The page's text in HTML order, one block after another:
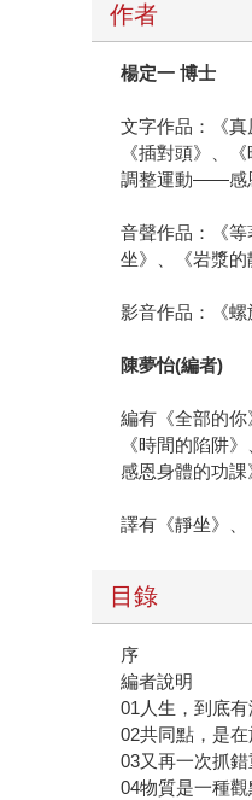
作者
楊定一 博士
文字作品：《
《插對頭》、
調整運動——感
音聲作品：《
坐》、《岩漿的
影音作品：《
陳夢怡(編者)
編有《全部的
《時間的陷阱
感恩身體的功課
譯有《靜坐》
目錄
序
編者說明
01人生，到底
02共同點，是
03又再一次抓
04物質是一種